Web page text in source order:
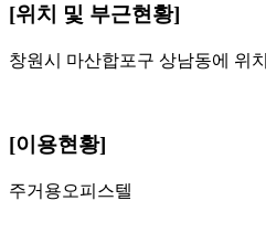
[위치 및 부근현황]
창원시 마산합포구 상남동에 위치
[이용현황]
주거용오피스텔